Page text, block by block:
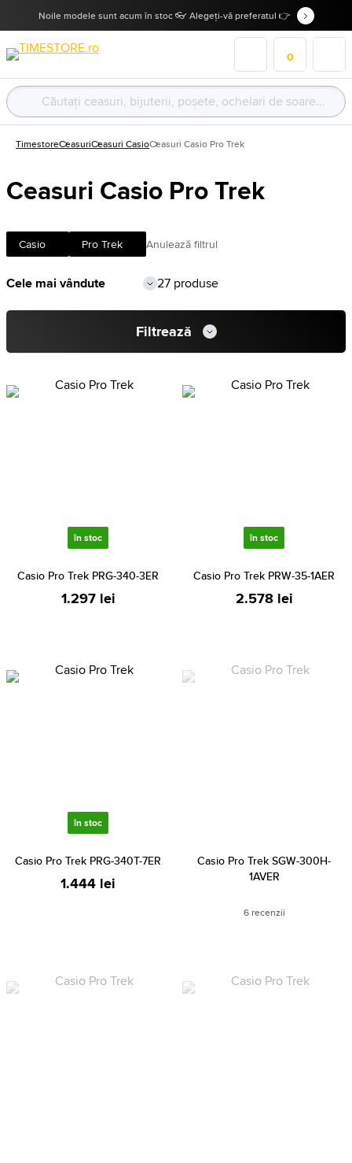
Noile modele sunt acum în stoc 👓 Alegeți-vă preferatul 👉
0
TimestoreCeasuriCeasuri CasioCeasuri Casio Pro Trek
Ceasuri Casio Pro Trek
Casio Pro Trek Anulează filtrul
27 produse
Filtrează
în stoc
Casio Pro Trek PRG-340-3ER
1.297 lei
în stoc
Casio Pro Trek PRW-35-1AER
2.578 lei
în stoc
Casio Pro Trek PRG-340T-7ER
1.444 lei
Casio Pro Trek SGW-300H-
1AVER
6 recenzii